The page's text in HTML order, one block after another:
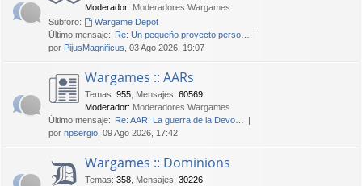
Moderador: Moderadores Wargames
Subforo:
Wargame Depot
Último mensaje: Re: Un pequeño proyecto perso…
por PijusMagnificus , 03 Ago 2026, 19:07
Wargames :: AARs
Temas: 955 Mensajes: 60569
Moderador: Moderadores Wargames
Último mensaje: Re: AAR: La guerra de la Devo…
por npsergio , 09 Ago 2026, 17:42
Wargames :: Dominions
Temas: 358 Mensajes: 30226